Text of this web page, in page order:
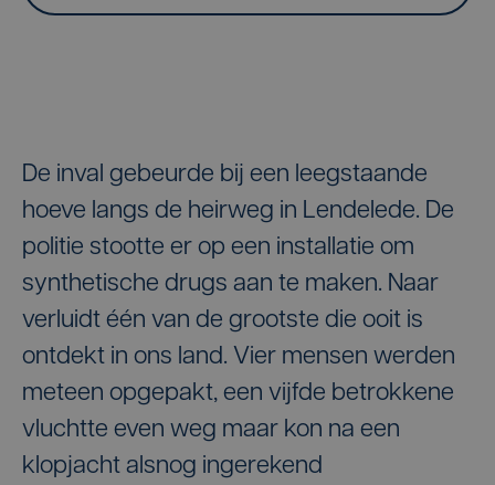
De inval gebeurde bij een leegstaande
hoeve langs de heirweg in Lendelede. De
politie stootte er op een installatie om
synthetische drugs aan te maken. Naar
verluidt één van de grootste die ooit is
ontdekt in ons land. Vier mensen werden
meteen opgepakt, een vijfde betrokkene
vluchtte even weg maar kon na een
klopjacht alsnog ingerekend